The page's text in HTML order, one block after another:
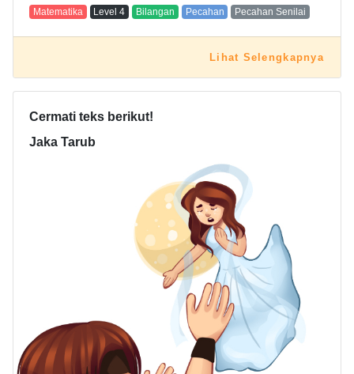
Matematika Level 4 Bilangan Pecahan Pecahan Senilai
Lihat Selengkapnya
Cermati teks berikut!
Jaka Tarub